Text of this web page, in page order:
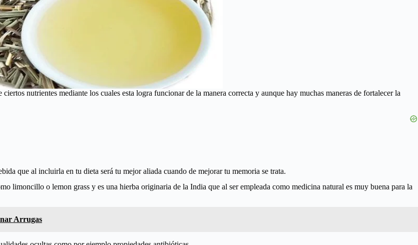
nutrientes mediante los cuales esta logra funcionar de la manera correcta y aunque hay muchas maneras de fortalecer la
que al incluirla en tu dieta será tu mejor aliada cuando de mejorar tu memoria se trata.
limoncillo o lemon grass y es una hierba originaria de la India que al ser empleada como medicina natural es muy buena para la
Arrugas